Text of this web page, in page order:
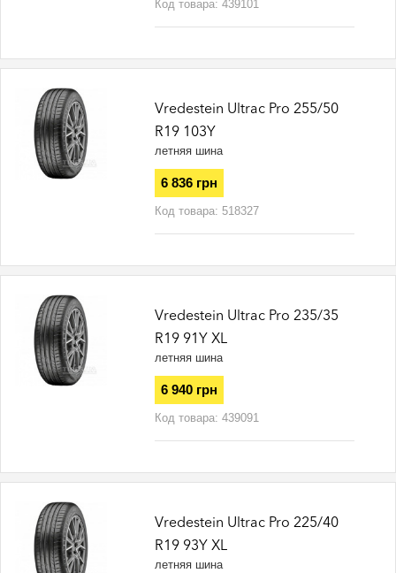
Код товара:439101
Vredestein Ultrac Pro 255/50
R19 103Y
летняя шина
6 836 грн
Код товара:518327
Vredestein Ultrac Pro 235/35
R19 91Y XL
летняя шина
6 940 грн
Код товара:439091
Vredestein Ultrac Pro 225/40
R19 93Y XL
летняя шина